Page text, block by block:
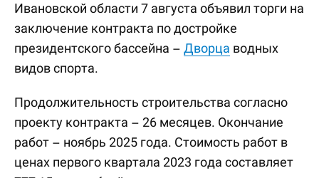
Ивановской области 7 августа объявил торги на
заключение контракта по достройке
президентского бассейна – Дворца водных
видов спорта.
Продолжительность строительства согласно
проекту контракта – 26 месяцев. Окончание
работ – ноябрь 2025 года. Стоимость работ в
ценах первого квартала 2023 года составляет